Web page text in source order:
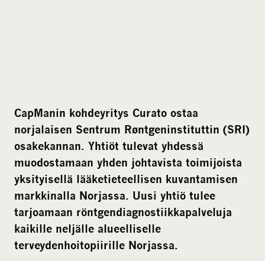
CapManin kohdeyritys Curato ostaa
norjalaisen Sentrum Røntgeninstituttin (SRI)
osakekannan. Yhtiöt tulevat yhdessä
muodostamaan yhden johtavista toimijoista
yksityisellä lääketieteellisen kuvantamisen
markkinalla Norjassa. Uusi yhtiö tulee
tarjoamaan röntgendiagnostiikkapalveluja
kaikille neljälle alueelliselle
terveydenhoitopiirille Norjassa.